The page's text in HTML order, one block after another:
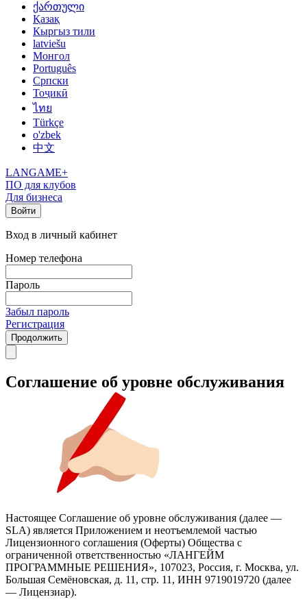
ქართული
Қазақ
Кыргыз тили
latviešu
Монгол
Português
Српски
Тоҷикӣ
ไทย
Türkçe
o'zbek
中文
LANGAME+
ПО для клубов
Для бизнеса
Войти
Вход в личный кабинет
Номер телефона
Пароль
Забыл пароль
Регистрация
Продолжить
Соглашение об уровне обслуживания
Настоящее Соглашение об уровне обслуживания (далее —
SLA) является Приложением и неотъемлемой частью
Лицензионного соглашения (Оферты) Общества с
ограниченной ответственностью «ЛАНГЕЙМ
ПРОГРАММНЫЕ РЕШЕНИЯ», 107023, Россия, г. Москва, ул.
Большая Семёновская, д. 11, стр. 11, ИНН 9719019720 (далее
— Лицензиар).